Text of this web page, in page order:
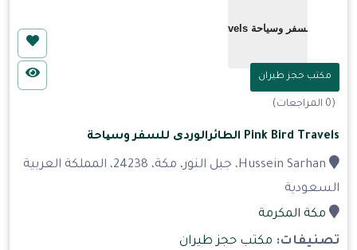
مكتب حجز طيران
(0 المراجعات)
Pink Bird Travels الطائرالوردی للسفر وسیاحة
Hussein Sarhan، جبل النور، مكة، 24238، المملكة العربية
السعودية
مكة المكرمة
تصنيفات: مكتب حجز طيران